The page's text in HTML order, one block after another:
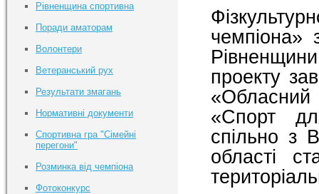
чемпіона»
проекту
«Спорт
спільно з
області
Рівненщина спортивна
Поради аматорам
Волонтери
Ветеранський рух
Результати змагань
Нормативні документи
Спортивна гра "Сімейні
перегони"
Розминка від чемпіона
Фотоконкурс